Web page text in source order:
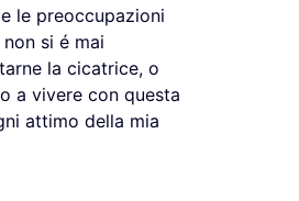
le preoccupazioni
si é mai
la cicatrice, o
a vivere con questa
attimo della mia